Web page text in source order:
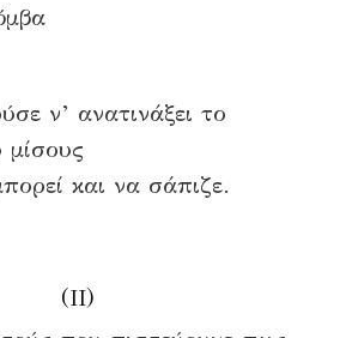
ν’ ανατινάξει το
μίσους
και να σάπιζε.
(II)